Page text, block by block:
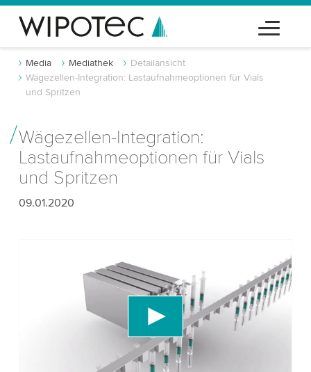
Media Mediathek
Detailansicht
Wägezellen-Integration: Lastaufnahmeoptionen für Vials
und Spritzen
Wägezellen-Integration:
Lastaufnahmeoptionen für Vials
und Spritzen
09.01.2020
Wir benötigen Ihre Zustimmung, um den
YouTube-Videodienst zu laden!
Wir verwenden einen Drittanbieterdienst, um
Videoinhalte einzubetten, der Daten über Ihre
Aktivitäten sammeln kann. Bitte überprüfen Sie
die Details und akzeptieren Sie den Dienst, um
dieses Video anzusehen.